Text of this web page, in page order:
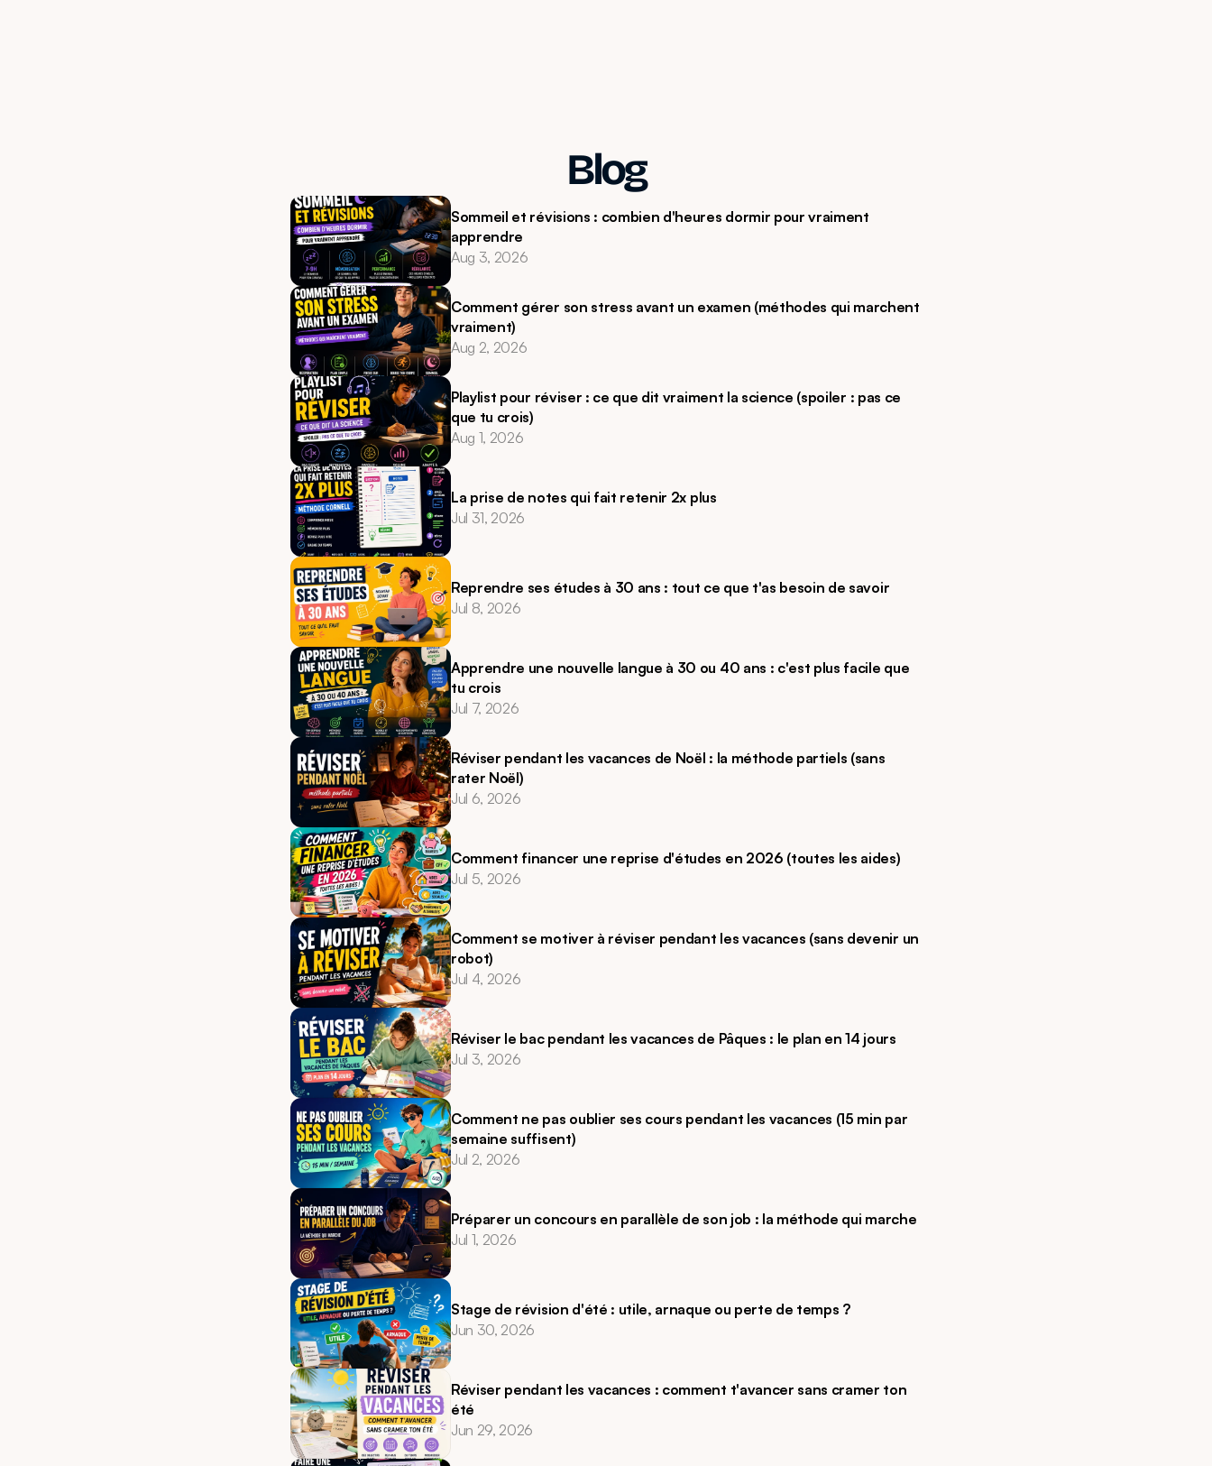
Blog
Sommeil et révisions : combien d'heures dormir pour vraiment
apprendre
Aug 3, 2026
Comment gérer son stress avant un examen (méthodes qui marchent
vraiment)
Aug 2, 2026
Playlist pour réviser : ce que dit vraiment la science (spoiler : pas ce
que tu crois)
Aug 1, 2026
La prise de notes qui fait retenir 2x plus
Jul 31, 2026
Reprendre ses études à 30 ans : tout ce que t'as besoin de savoir
Jul 8, 2026
Apprendre une nouvelle langue à 30 ou 40 ans : c'est plus facile que
tu crois
Jul 7, 2026
Réviser pendant les vacances de Noël : la méthode partiels (sans
rater Noël)
Jul 6, 2026
Comment financer une reprise d'études en 2026 (toutes les aides)
Jul 5, 2026
Comment se motiver à réviser pendant les vacances (sans devenir un
robot)
Jul 4, 2026
Réviser le bac pendant les vacances de Pâques : le plan en 14 jours
Jul 3, 2026
Comment ne pas oublier ses cours pendant les vacances (15 min par
semaine suffisent)
Jul 2, 2026
Préparer un concours en parallèle de son job : la méthode qui marche
Jul 1, 2026
Stage de révision d'été : utile, arnaque ou perte de temps ?
Jun 30, 2026
Réviser pendant les vacances : comment t'avancer sans cramer ton
été
Jun 29, 2026